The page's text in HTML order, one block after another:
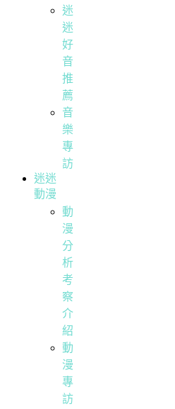
迷
迷
好
音
推
薦
音
樂
專
訪
迷迷
動漫
動
漫
分
析
考
察
介
紹
動
漫
專
訪